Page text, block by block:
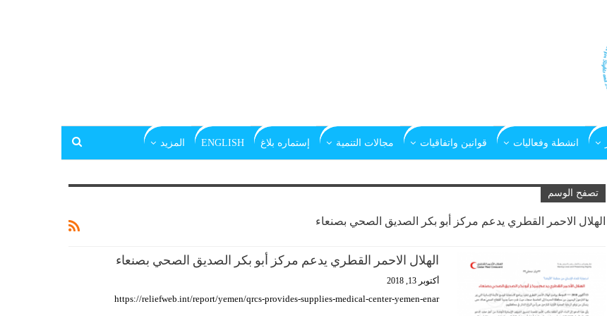
انشطة وفعاليات قوانين واتفاقيات مجالات التنمية إستماره بلاغ ENGLISH المزيد
تصفح الوسم
الهلال الاحمر القطري يدعم مركز أبو بكر الصديق الصحي بصنعاء
الهلال الاحمر القطري يدعم مركز أبو بكر الصديق الصحي بصنعاء
أكتوبر 13, 2018
https://reliefweb.int/report/yemen/qrcs-provides-supplies-medical-center-yemen-enar